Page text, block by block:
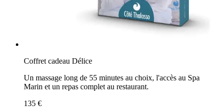
Coffret cadeau Délice
Un massage long de 55 minutes au choix, l'accès au Spa
Marin et un repas complet au restaurant.
135 €